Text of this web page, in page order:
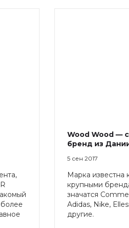
Wood Wood —
бренд из
5 сен 2017
Марка известна
крупными
значатся
Adidas, Nike,
другие.